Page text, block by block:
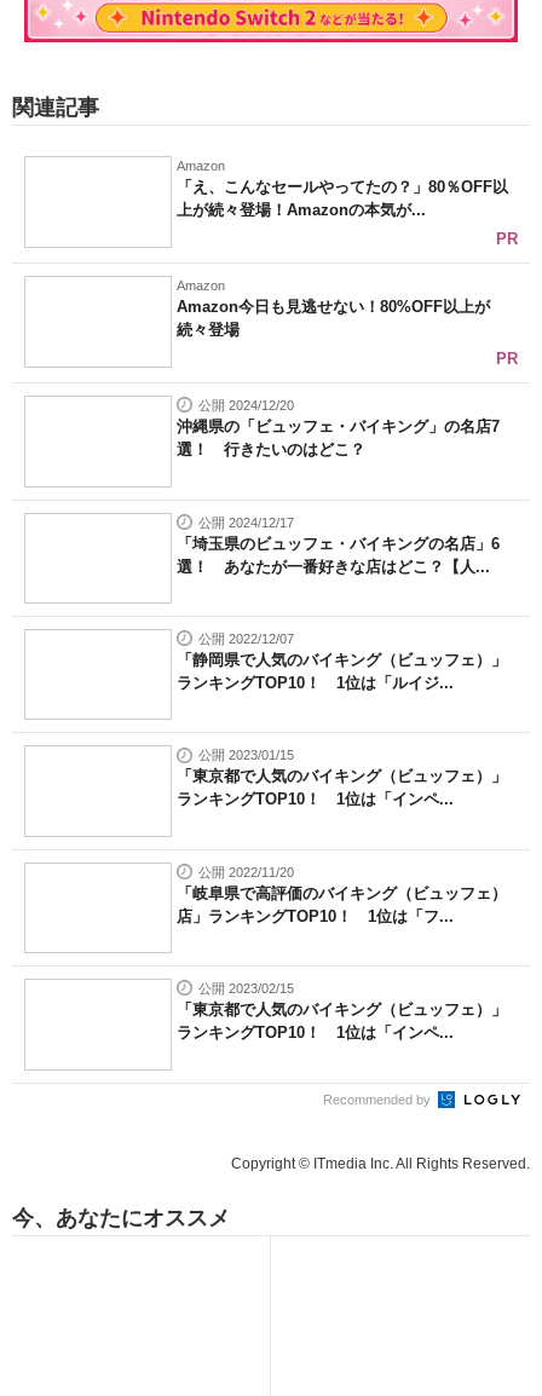
関連記事
Amazon
「え、こんなセールやってたの？」80％OFF以
上が続々登場！Amazonの本気が...
PR
Amazon
Amazon今日も見逃せない！80%OFF以上が
続々登場
PR
公開 2024/12/20
沖縄県の「ビュッフェ・バイキング」の名店7
選！ 行きたいのはどこ？
公開 2024/12/17
「埼玉県のビュッフェ・バイキングの名店」6
選！ あなたが一番好きな店はどこ？【人...
公開 2022/12/07
「静岡県で人気のバイキング（ビュッフェ）」
ランキングTOP10！ 1位は「ルイジ...
公開 2023/01/15
「東京都で人気のバイキング（ビュッフェ）」
ランキングTOP10！ 1位は「インペ...
公開 2022/11/20
「岐阜県で高評価のバイキング（ビュッフェ）
店」ランキングTOP10！ 1位は「フ...
公開 2023/02/15
「東京都で人気のバイキング（ビュッフェ）」
ランキングTOP10！ 1位は「インペ...
Recommended by
Copyright © ITmedia Inc. All Rights Reserved.
今、あなたにオススメ